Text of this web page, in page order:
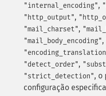
"internal_encoding",
"http_output",
"mail_charset",
"mail_body_encoding",
"detect_order",
"strict_detection", o
configuração